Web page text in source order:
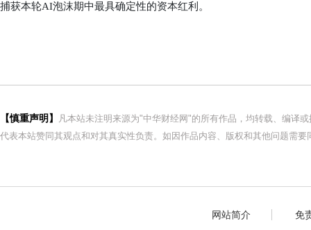
捕获本轮AI泡沫期中最具确定性的资本红利。
【慎重声明】
凡本站未注明来源为"中华财经网"的所有作品，均转载、编译
代表本站赞同其观点和对其真实性负责。如因作品内容、版权和其他问题需
网站简介 免